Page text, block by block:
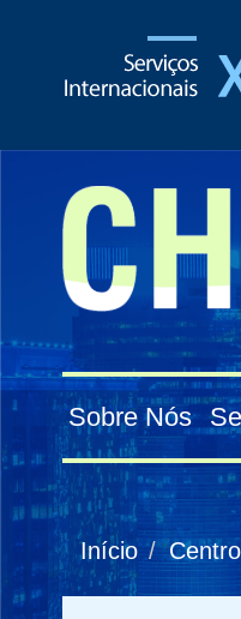
Sobre Nós
Início